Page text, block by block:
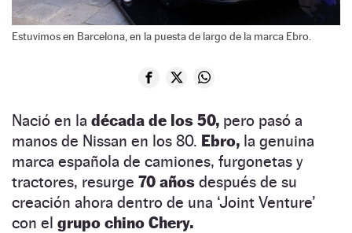
Estuvimos en Barcelona, en la puesta de largo de la marca Ebro.
Nació en la década de los 50, pero pasó a
manos de Nissan en los 80. Ebro, la genuina
marca española de camiones, furgonetas y
tractores, resurge 70 años después de su
creación ahora dentro de una ‘Joint Venture’
con el grupo chino Chery.